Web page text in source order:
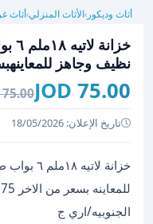
أثاث وديكور ›الأثاث المنزلي›أثاث
نظيف وجاهز
75.00 JOD
75.00 JOD
تاريخ الإعلان: 18/05/2026
خزانة
الجنوبيه/اري ج